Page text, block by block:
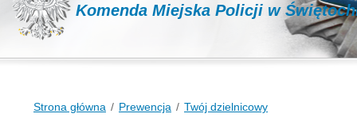
Komenda Miejska Policji w
Strona główna Prewencja Twój dzielnicowy